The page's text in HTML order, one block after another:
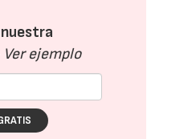
Ver ejemplo